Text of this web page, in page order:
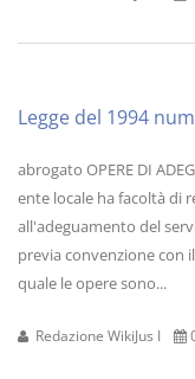
Legge del 1994
abrogato OPERE DI
ente locale ha facoltà di
all'adeguamento del
previa convenzione con
quale le opere sono...
Redazione WikiJus I